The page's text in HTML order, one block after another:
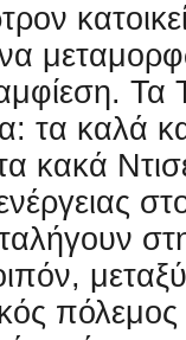
τα καλά
κακά